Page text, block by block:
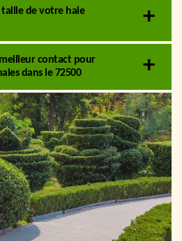
de votre haie
contact pour
dans le 72500